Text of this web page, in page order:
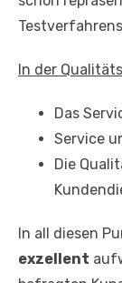
In der
Das
Service
Die
In all diesen
exzellent